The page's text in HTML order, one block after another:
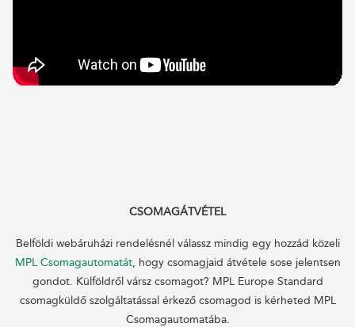
CSOMAGÁTVÉTEL
Belföldi webáruházi rendelésnél válassz mindig egy hozzád közeli
MPL Csomagautomatát, hogy csomagjaid átvétele sose jelentsen
gondot. Külföldről vársz csomagot? MPL Europe Standard
csomagküldő szolgáltatással érkező csomagod is kérheted MPL
Csomagautomatába.